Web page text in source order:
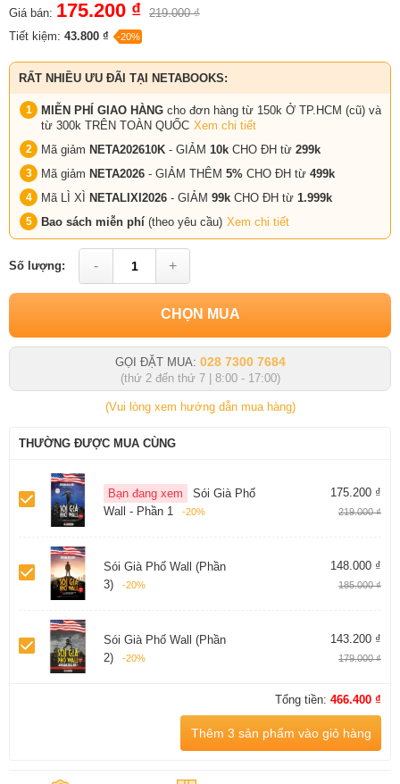
Giá bán: 175.200 ₫ 219.000 ₫
Tiết kiệm: 43.800 ₫ -20%
RẤT NHIỀU ƯU ĐÃI TẠI NETABOOKS:
MIỄN PHÍ GIAO HÀNG cho đơn hàng từ 150k Ở TP.HCM (cũ) và
từ 300k TRÊN TOÀN QUỐC Xem chi tiết
Mã giảm NETA202610K - GIẢM 10k CHO ĐH từ 299k
Mã giảm NETA2026 - GIẢM THÊM 5% CHO ĐH từ 499k
Mã LÌ XÌ NETALIXI2026 - GIẢM 99k CHO ĐH từ 1.999k
Bao sách miễn phí (theo yêu cầu) Xem chi tiết
Số lượng: - +
CHỌN MUA
GỌI ĐẶT MUA: 028 7300 7684
(thứ 2 đến thứ 7 | 8:00 - 17:00)
(Vui lòng xem hướng dẫn mua hàng)
THƯỜNG ĐƯỢC MUA CÙNG
Bạn đang xem
Sói Già Phố
Wall - Phần 1
-20%
175.200 ₫
219.000 ₫
Sói Già Phố Wall (Phần
3)
-20%
148.000 ₫
185.000 ₫
Sói Già Phố Wall (Phần
2)
-20%
143.200 ₫
179.000 ₫
Tổng tiền: 466.400 ₫
Thêm 3 sản phẩm vào giỏ hàng